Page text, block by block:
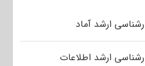
ارشد آماد
ارشد اطلاعات